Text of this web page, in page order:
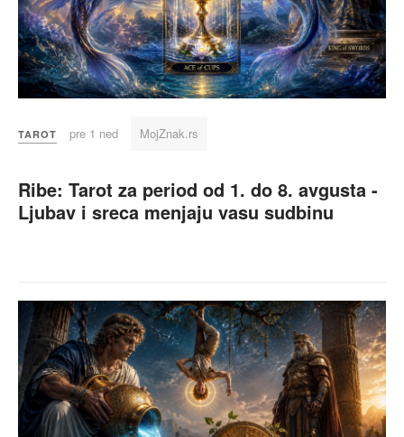
TAROT pre 1 ned MojZnak.rs
Ribe: Tarot za period od 1. do 8. avgusta -
Ljubav i sreca menjaju vasu sudbinu